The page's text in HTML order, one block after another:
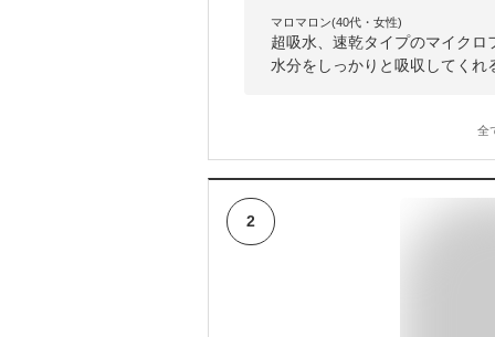
マロマロン(40代・女性)
超吸水、速乾タイプのマイク
水分をしっかりと吸収してく
全
2